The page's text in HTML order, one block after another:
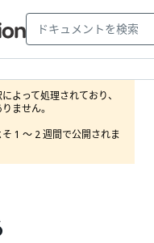
よって処理されており、
ません。
1 ～ 2 週間で公開されま